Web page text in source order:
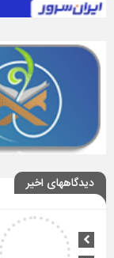
دیدگاههای اخیر